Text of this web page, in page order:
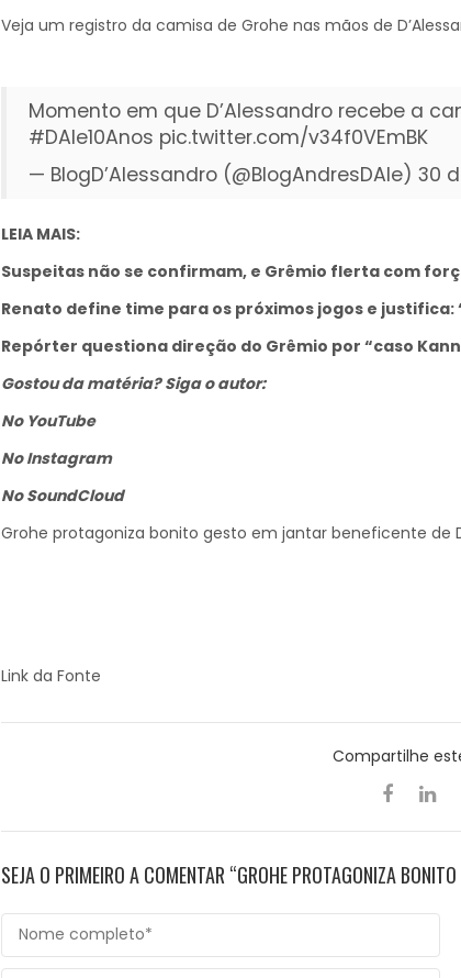
Veja um registro da camisa de Grohe nas mãos de
Momento em que D’Alessandro recebe a
#DAle10Anos pic.twitter.com/v34f0VEmBK
— BlogD’Alessandro (@BlogAndresDAle) 30
LEIA MAIS:
Suspeitas não se confirmam, e Grêmio flerta com
Renato define time para os próximos jogos e justifica:
Repórter questiona direção do Grêmio por “caso
Gostou da matéria? Siga o autor:
No YouTube
No Instagram
No SoundCloud
Grohe protagoniza bonito gesto em jantar beneficente de
Link da Fonte
Compartilhe
SEJA O PRIMEIRO A COMENTAR “GROHE PROTAGONIZA